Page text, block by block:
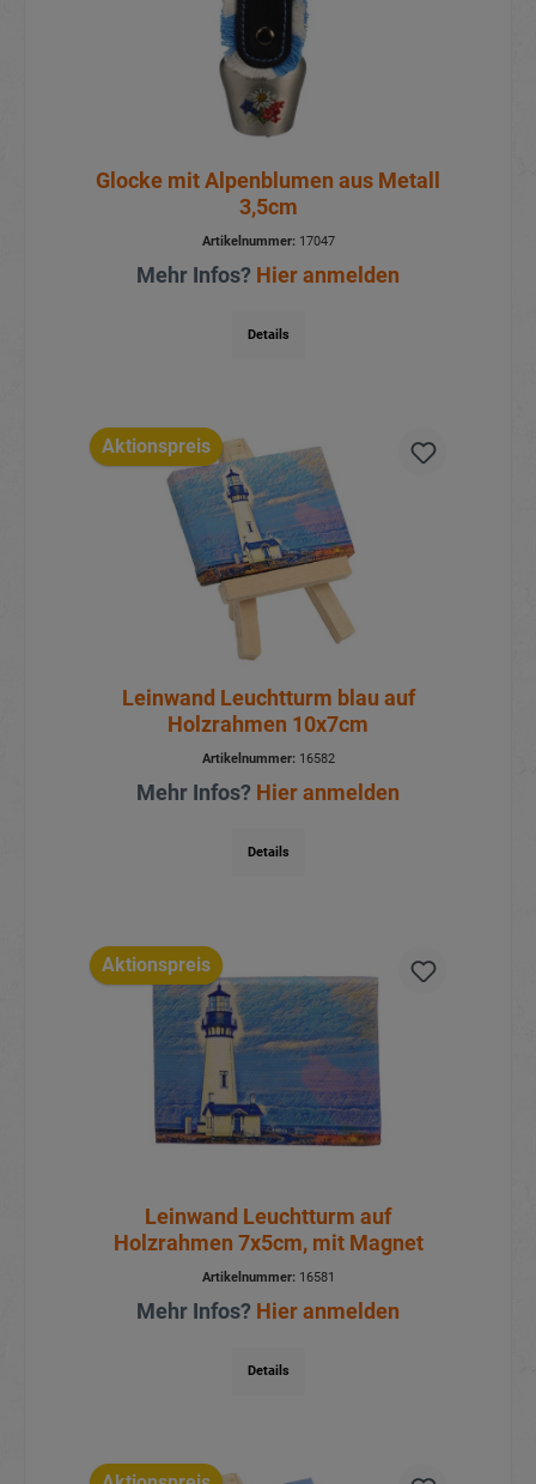
Glocke mit Alpenblumen aus Metall
3,5cm
Artikelnummer:17047
Mehr Infos? Hier anmelden
Details
Aktionspreis
Leinwand Leuchtturm blau auf
Holzrahmen 10x7cm
Artikelnummer:16582
Mehr Infos? Hier anmelden
Details
Aktionspreis
Leinwand Leuchtturm auf
Holzrahmen 7x5cm, mit Magnet
Artikelnummer:16581
Mehr Infos? Hier anmelden
Details